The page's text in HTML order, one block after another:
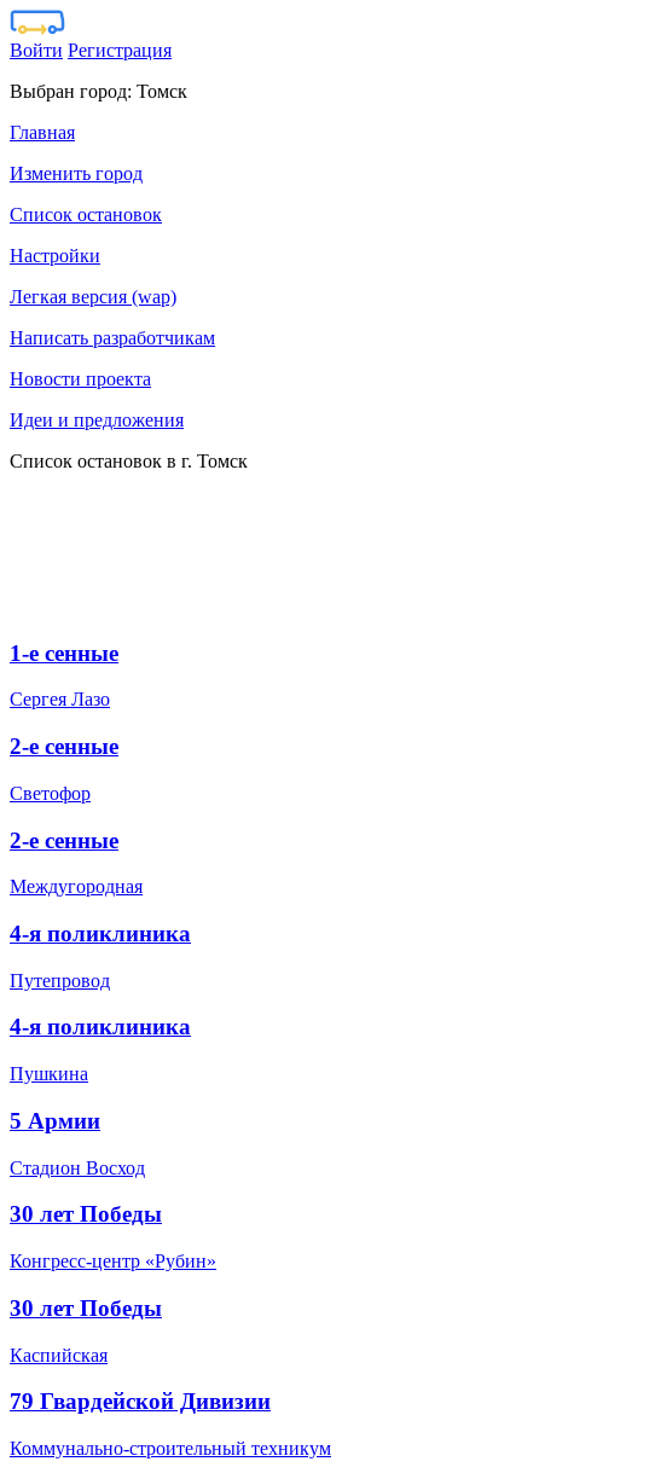
Войти Регистрация
Выбран город: Томск
Главная
Изменить город
Список остановок
Настройки
Легкая версия (wap)
Написать разработчикам
Новости проекта
Идеи и предложения
Список остановок в г. Томск
1-е сенные
Сергея Лазо
2-е сенные
Светофор
2-е сенные
Междугородная
4-я поликлиника
Путепровод
4-я поликлиника
Пушкина
5 Армии
Стадион Восход
30 лет Победы
Конгресс-центр «Рубин»
30 лет Победы
Каспийская
79 Гвардейской Дивизии
Коммунально-строительный техникум